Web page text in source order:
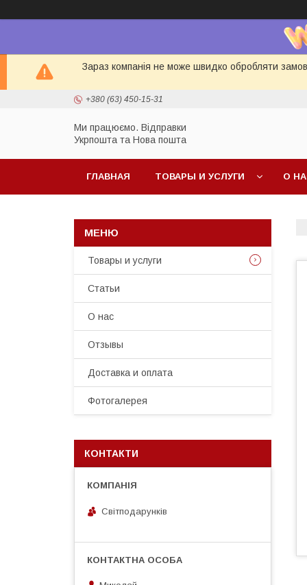
Зараз компанія не може швидко обробляти
+380 (63) 450-15-31
Ми працюємо. Відправки
Укрпошта та Нова пошта
ГЛАВНАЯ ТОВАРЫ И УСЛУГИ О
Товары и услуги
Статьи
О нас
Отзывы
Доставка и оплата
Фотогалерея
КОНТАКТИ
Світподарунків